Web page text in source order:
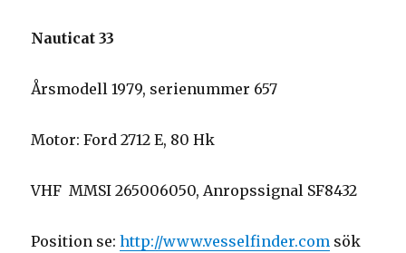
Nauticat 33
Årsmodell 1979, serienummer 657
Motor: Ford 2712 E, 80 Hk
VHF MMSI 265006050, Anropssignal SF8432
Position se:http://www.vesselfinder.com sök